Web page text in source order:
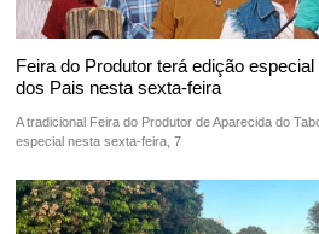
Feira do Produtor terá edição
dos Pais nesta sexta-feira
A tradicional Feira do Produtor de Aparecida do
especial nesta sexta-feira, 7